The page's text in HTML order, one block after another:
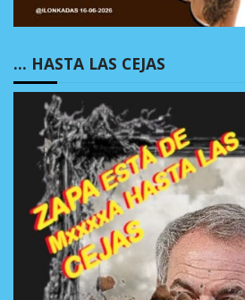
… HASTA LAS CEJAS